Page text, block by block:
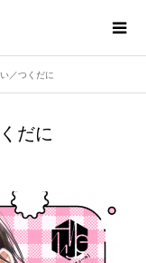
／つくだに
だに